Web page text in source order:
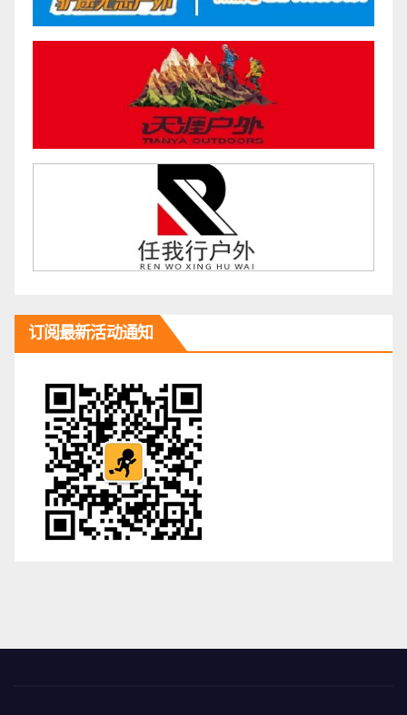
订阅最新活动通知